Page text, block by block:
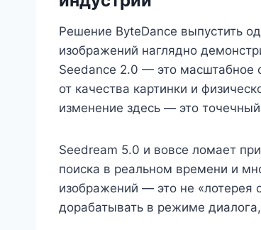
Решение ByteDance выпустить
изображений наглядно
Seedance 2.0 — это масштабное
от качества картинки и
изменение здесь — это
Seedream 5.0 и вовсе ломает
поиска в реальном времени и
изображений — это не «лотерея
дорабатывать в режиме